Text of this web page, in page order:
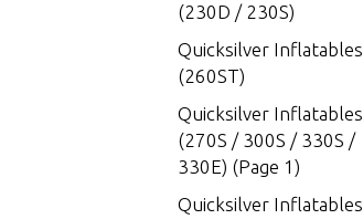
(230D / 230S)
Quicksilver Inflatables
(260ST)
Quicksilver Inflatables
(270S / 300S / 330S /
330E) (Page 1)
Quicksilver Inflatables